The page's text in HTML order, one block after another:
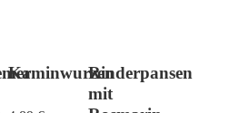
KaminwurzenRinderpansen
mit